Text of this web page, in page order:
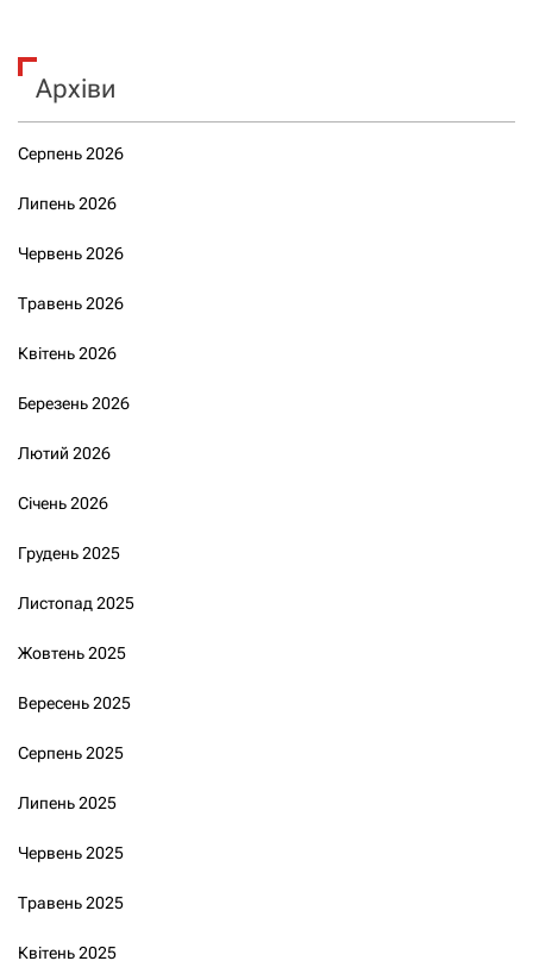
Архіви
Серпень 2026
Липень 2026
Червень 2026
Травень 2026
Квітень 2026
Березень 2026
Лютий 2026
Січень 2026
Грудень 2025
Листопад 2025
Жовтень 2025
Вересень 2025
Серпень 2025
Липень 2025
Червень 2025
Травень 2025
Квітень 2025